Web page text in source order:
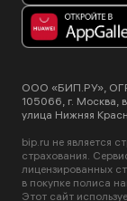
ООО «БИП.РУ»,
105066, г. Москва,
улица Нижняя
bip.ru не является
страхования.
лицензированных
в покупке полиса
Этот сайт